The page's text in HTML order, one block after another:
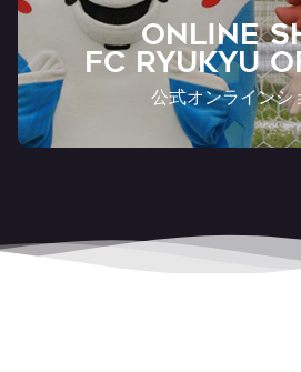
ONLINE
FC RYUKYU
公式オンラインシ